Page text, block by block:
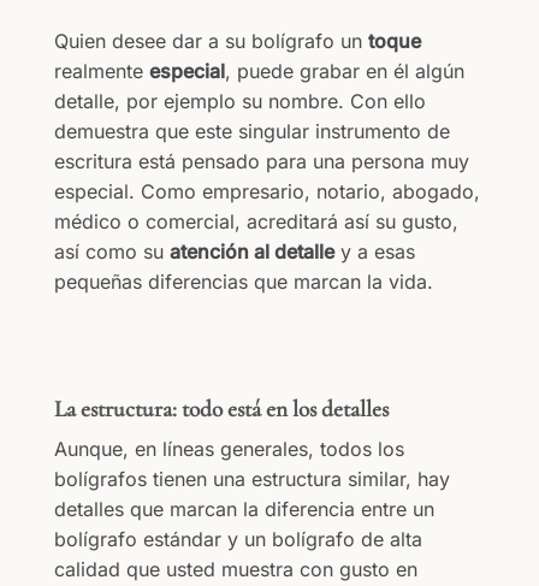
Quien desee dar a su bolígrafo un toque
realmente especial, puede grabar en él algún
detalle, por ejemplo su nombre. Con ello
demuestra que este singular instrumento de
escritura está pensado para una persona muy
especial. Como empresario, notario, abogado,
médico o comercial, acreditará así su gusto,
así como su atención al detalley a esas
pequeñas diferencias que marcan la vida.
La estructura: todo está en los detalles
Aunque, en líneas generales, todos los
bolígrafos tienen una estructura similar, hay
detalles que marcan la diferencia entre un
bolígrafo estándar y un bolígrafo de alta
calidad que usted muestra con gusto en